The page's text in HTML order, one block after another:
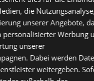
die
unserer Angebote,
personalisierter Werbung
unserer
Dabei werden
weitergeben.